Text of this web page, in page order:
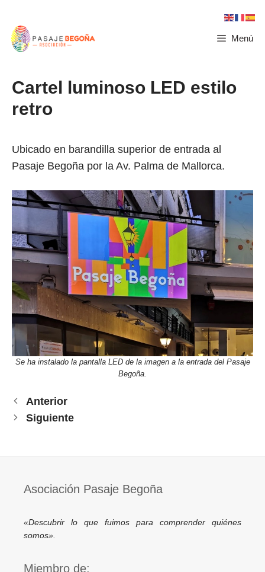
Menú
Cartel luminoso LED estilo
retro
Ubicado en barandilla superior de entrada al
Pasaje Begoña por la Av. Palma de Mallorca.
Se ha instalado la pantalla LED de la imagen a la entrada del Pasaje
Begoña.
Anterior
Siguiente
Asociación Pasaje Begoña
«Descubrir lo que fuimos para comprender quiénes
somos».
Miembro de: